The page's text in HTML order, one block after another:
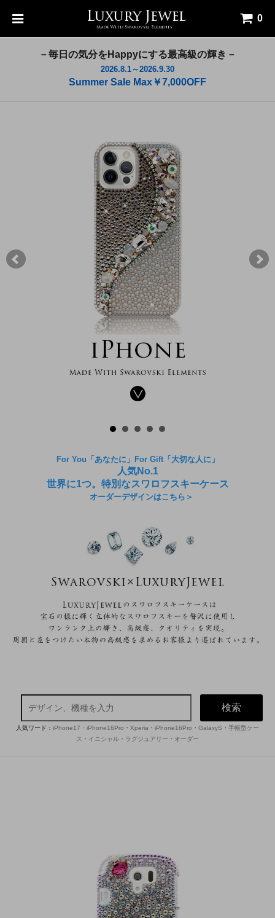
0
－毎日の気分をHappyにする最高級の輝き－
2026.8.1～2026.9.30
Summer Sale Max￥7,000OFF
For You「あなたに」For Gift「大切な人に」
人気No.1
世界に1つ。特別なスワロフスキーケース
オーダーデザインはこちら＞
検索
人気ワード： iPhone17・iPhone16Pro ・ Xperia ・ iPhone16Pro ・ GalaxyS ・ 手帳型ケー
ス ・ イニシャル ・ ラグジュアリー ・ オーダー